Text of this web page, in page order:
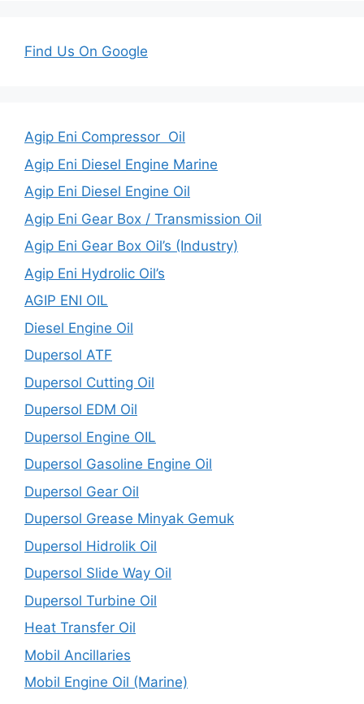
Find Us On Google
Agip Eni Compressor Oil
Agip Eni Diesel Engine Marine
Agip Eni Diesel Engine Oil
Agip Eni Gear Box / Transmission Oil
Agip Eni Gear Box Oil’s (Industry)
Agip Eni Hydrolic Oil’s
AGIP ENI OIL
Diesel Engine Oil
Dupersol ATF
Dupersol Cutting Oil
Dupersol EDM Oil
Dupersol Engine OIL
Dupersol Gasoline Engine Oil
Dupersol Gear Oil
Dupersol Grease Minyak Gemuk
Dupersol Hidrolik Oil
Dupersol Slide Way Oil
Dupersol Turbine Oil
Heat Transfer Oil
Mobil Ancillaries
Mobil Engine Oil (Marine)